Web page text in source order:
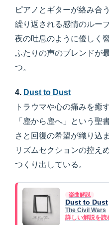
ピアノとギターが絡み合
繰り返される感情のルー
夜の吐息のように優しく響
ふたりの声のブレンドが
つ。
4. Dust to Dust
トラウマや心の痛みを癒
「塵から塵へ」という聖
さと回復の希望が織り込
リズムセクションの控え
つくり出している。
楽曲解説
Dust to Dust
The Civil Wars
詳しい解説を読